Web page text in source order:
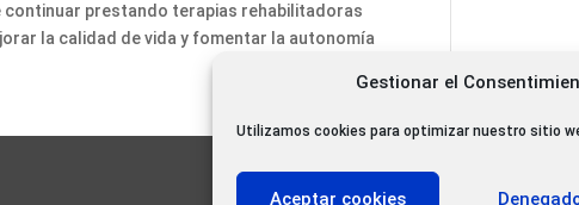
Gestionar el
Utilizamos cookies para optimizar nuestro sitio
Aceptar cookies
continuar prestando terapias rehabilitadoras
la calidad de vida y fomentar la autonomía